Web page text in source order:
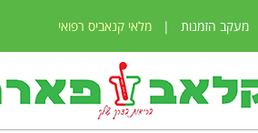
מעקב הזמנות | מלאי קנאביס רפואי